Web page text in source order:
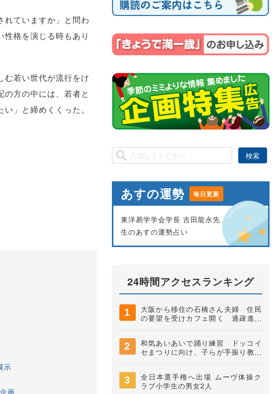
ていますか」と問わ
格を演じる時もあり
若い世代が流行をけ
方の中には、若者と
」と締めくくった。
示
画
あすの運勢 毎日更新
東洋易学学会学長 吉田龍永先
生のあすの運勢占い
24時間アクセスランキング
大阪から移住の石橋さん夫婦 住民
の要望を受けカフェ開く 過疎進む
和気あいあいで踊り練習 ドッコイ
セまつりに向け、子らが手振り教わ
全日本選手権へ出場 ムーヴ体操ク
ラブ小学生の男女2人